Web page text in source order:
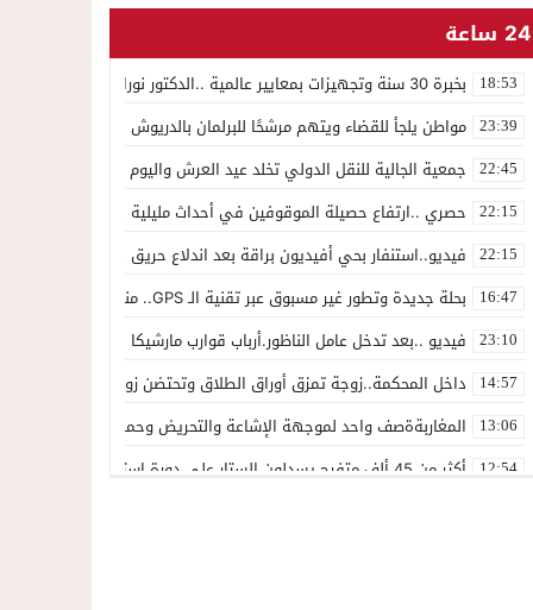
24 ساعة
18:53 بخبرة 30 سنة وتجهيزات بمعايير عالمية ..الدكتور نورالدين صبار يفتتح عيادته المتخصصة في جراحة العظام بالناظور
23:39 مواطن يلجأ للقضاء ويتهم مرشحًا للبرلمان بالدريوش بالاستيلاء على 22 مليون سنتيم
22:45 جمعية الجالية للنقل الدولي تخلد عيد العرش واليوم الوطني للمهاجر
22:15 حصري ..ارتفاع حصيلة الموقوفين في أحداث مليلية إلى 82 شخصًا وتحقيقات تقود إلى متابعات جنائية ثقيلة
22:15 فيديو..استنفار بحي أفيديون براقة بعد اندلاع حريق داخل ضيعة فلاحية
16:47 بحلة جديدة وتطور غير مسبوق عبر تقنية الـ GPS.. منصة “مرحباناظور” تعزز مكانتها كوجهة أولى لسكان إقليمي الناظور والدريوش
23:10 فيديو ..بعد تدخل عامل الناظور.أرباب قوارب مارشيكا يعلقون احتجاجهم
14:57 داخل المحكمة..زوجة تمزق أوراق الطلاق وتحتضن زوجها في لحظة
13:06 المغاربةةصف واحد لموجهة الإشاعة والتحريض وحملات التضليل
12:54 أكثر من 45 ألف متفرج يسدلون الستار على دورة استثنائية للمهرجان المتوسطي بالناظور